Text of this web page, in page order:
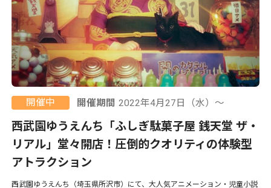
開催中 開催期間 2022年4月27日（水）〜
西武園ゆうえんち「ふしぎ駄菓子屋 銭天堂 ザ・
リアル」堂々開店！圧倒的クオリティの体験型
アトラクション
西武園ゆうえんち（埼玉県所沢市）にて、大人気アニメーション・児童小説